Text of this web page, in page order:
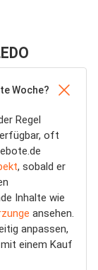
Woche?
Regel
oft
, sobald er
Inhalte wie
ansehen.
anpassen,
einem Kauf